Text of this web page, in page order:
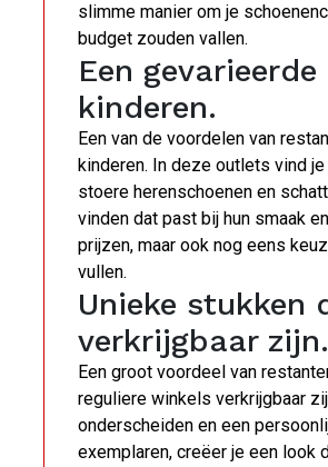
slimme manier om je
budget zouden vallen.
Een
kinderen.
Een van de voordelen van
kinderen. In deze outlets vind
stoere herenschoenen en
vinden dat past bij hun smaak
prijzen, maar ook nog eens
vullen.
Unieke stukken
verkrijgbaar zijn.
Een groot voordeel van
reguliere winkels verkrijgbaar
onderscheiden en een
exemplaren, creëer je een look